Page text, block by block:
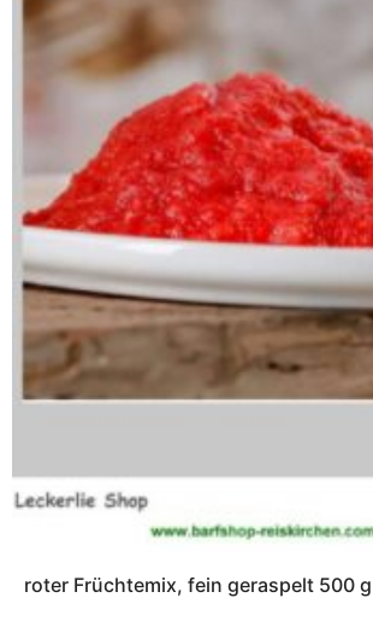
roter Früchtemix, fein geraspelt 500